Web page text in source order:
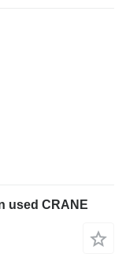
used CRANE